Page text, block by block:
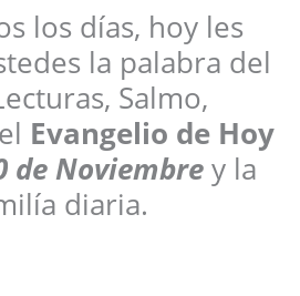
los días, hoy les
la palabra del
Salmo,
Evangelio de Hoy
de Noviembrey la
diaria.